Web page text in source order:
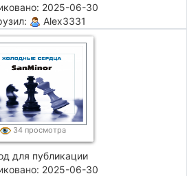
2025-06-30
Alex3331
34 просмотра
для публикации
2025-06-30